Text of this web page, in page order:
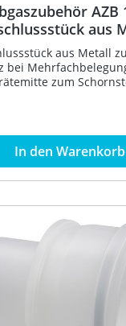
AZB
aus
aus Metall
bei
zum
In den Warenkorb